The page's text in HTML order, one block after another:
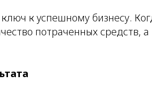
к успешному бизнесу.
потраченных средств, а